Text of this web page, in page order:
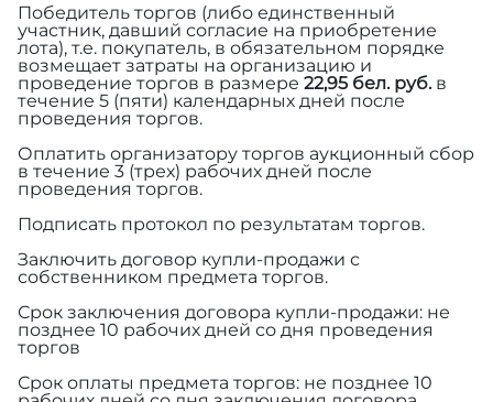
Победитель торгов (либо единственный
участник, давший согласие на приобретение
лота), т.е. покупатель, в обязательном порядке
возмещает затраты на организацию и
проведение торгов в размере 22,95 бел. руб.в
течение 5 (пяти) календарных дней после
проведения торгов.
Оплатить организатору торгов аукционный сбор
в течение 3 (трех) рабочих дней после
проведения торгов.
Подписать протокол по результатам торгов.
Заключить договор купли-продажи с
собственником предмета торгов.
Срок заключения договора купли-продажи: не
позднее 10 рабочих дней со дня проведения
торгов
Срок оплаты предмета торгов: не позднее 10